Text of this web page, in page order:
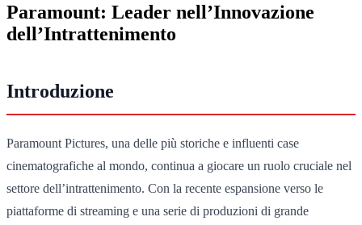
Paramount: Leader nell’Innovazione
dell’Intrattenimento
Introduzione
Paramount Pictures, una delle più storiche e influenti case
cinematografiche al mondo, continua a giocare un ruolo cruciale nel
settore dell’intrattenimento. Con la recente espansione verso le
piattaforme di streaming e una serie di produzioni di grande